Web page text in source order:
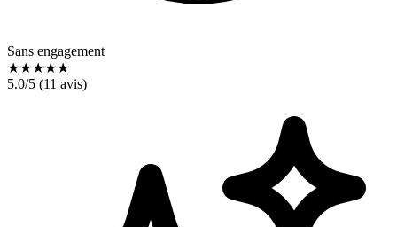
Sans engagement
★★★★★
5.0/5 (11 avis)